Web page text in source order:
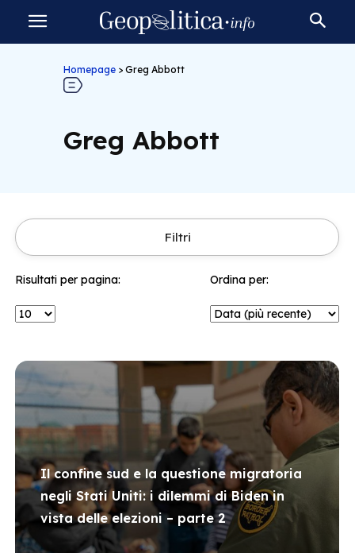
Homepage > Greg Abbott
Greg Abbott
Filtri
Risultati per pagina: Ordina per:
Il confine sud e la questione migratoria
negli Stati Uniti: i dilemmi di Biden in
vista delle elezioni – parte 2